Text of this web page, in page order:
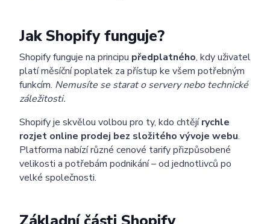
Jak Shopify funguje?
Shopify funguje na principu předplatného, kdy uživatel
platí měsíční poplatek za přístup ke všem potřebným
funkcím. Nemusíte se starat o servery nebo technické
záležitosti.
Shopify je skvělou volbou pro ty, kdo chtějírychle
rozjet online prodej bez složitého vývoje webu.
Platforma nabízí různé cenové tarify přizpůsobené
velikosti a potřebám podnikání – od jednotlivců po
velké společnosti.